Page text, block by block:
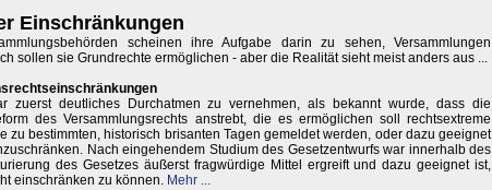
Einschränkungen
scheinen ihre Aufgabe darin zu sehen, Versammlungen
sollen sie Grundrechte ermöglichen - aber die Realität sieht meist anders aus ...
zuerst deutliches Durchatmen zu vernehmen, als bekannt wurde, dass die
des Versammlungsrechts anstrebt, die es ermöglichen soll rechtsextreme
zu bestimmten, historisch brisanten Tagen gemeldet werden, oder dazu geeignet
Nach eingehendem Studium des Gesetzentwurfs war innerhalb des
des Gesetzes äußerst fragwürdige Mittel ergreift und dazu geeignet ist,
einschränken zu können. Mehr ...